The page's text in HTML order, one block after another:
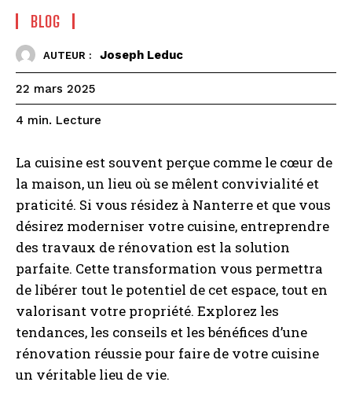
BLOG
AUTEUR : Joseph Leduc
22 mars 2025
4 min. Lecture
La cuisine est souvent perçue comme le cœur de
la maison, un lieu où se mêlent convivialité et
praticité. Si vous résidez à Nanterre et que vous
désirez moderniser votre cuisine, entreprendre
des travaux de rénovation est la solution
parfaite. Cette transformation vous permettra
de libérer tout le potentiel de cet espace, tout en
valorisant votre propriété. Explorez les
tendances, les conseils et les bénéfices d’une
rénovation réussie pour faire de votre cuisine
un véritable lieu de vie.